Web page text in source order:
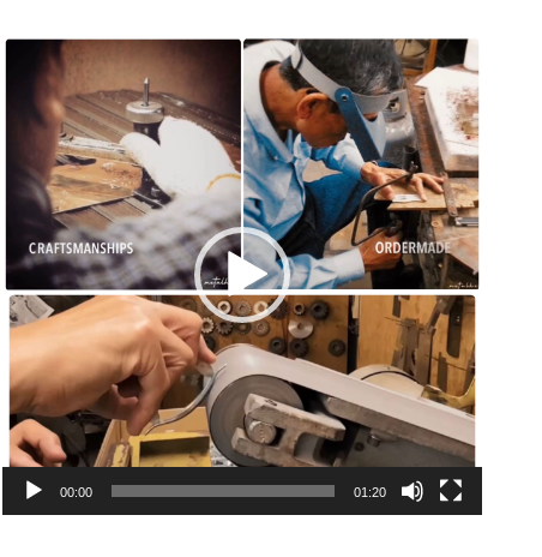
動
00:00 01:20